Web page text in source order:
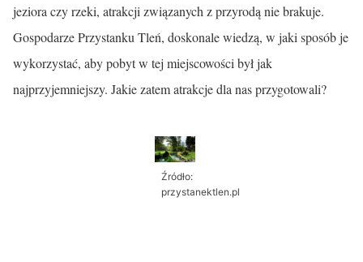
jeziora czy rzeki, atrakcji związanych z przyrodą nie brakuje.
Gospodarze Przystanku Tleń, doskonale wiedzą, w jaki sposób je
wykorzystać, aby pobyt w tej miejscowości był jak
najprzyjemniejszy. Jakie zatem atrakcje dla nas przygotowali?
Źródło:
przystanektlen.pl